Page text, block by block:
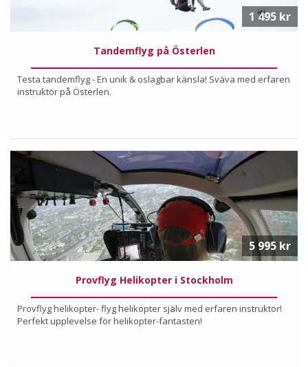
Tandemflyg på Österlen redan idag, till dig själv
eller för att ge bort som uppskattad present!
Tandemflyg på Österlen
Testa tandemflyg - En unik & oslagbar känsla! Sväva med erfaren
instruktör på Österlen.
1 495 kr
Köp
Läs mer om upplevelsen
Provflyg Helikopter i Stockholm
Provflyg helikopter- flyg helikopter själv med erfaren instruktör!
Perfekt upplevelse för helikopter-fantasten!
5 995 kr